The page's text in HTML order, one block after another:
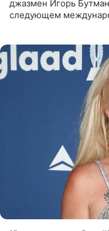
джазмен Игорь
следующем